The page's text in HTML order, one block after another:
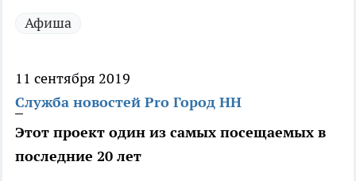
Афиша
11 сентября 2019
Служба новостей Pro Город НН
Этот проект один из самых посещаемых в
последние 20 лет